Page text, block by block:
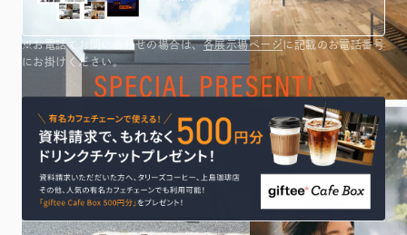
※お電話でお問い合わせの場合は、各展示場ページに記載のお電話番号
にお掛けください。